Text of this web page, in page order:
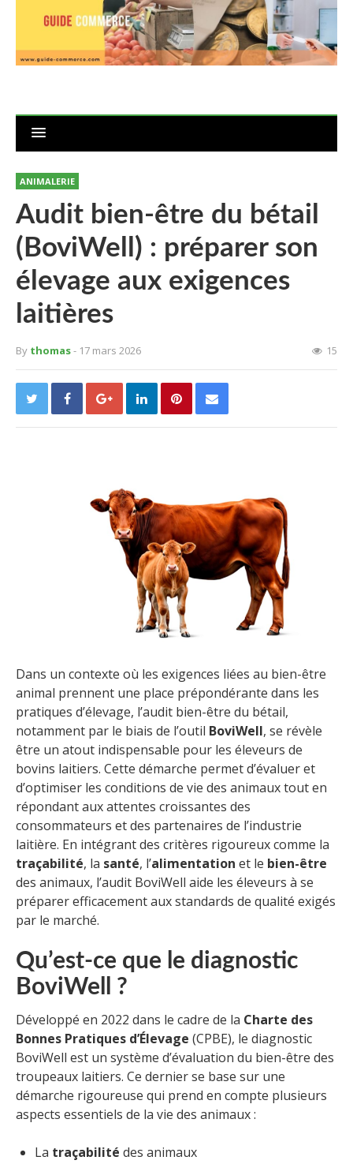
ANIMALERIE
Audit bien-être du bétail
(BoviWell) : préparer son
élevage aux exigences
laitières
By thomas- 17 mars 2026 15
Dans un contexte où les exigences liées au bien-être
animal prennent une place prépondérante dans les
pratiques d’élevage, l’audit bien-être du bétail,
notamment par le biais de l’outil BoviWell, se révèle
être un atout indispensable pour les éleveurs de
bovins laitiers. Cette démarche permet d’évaluer et
d’optimiser les conditions de vie des animaux tout en
répondant aux attentes croissantes des
consommateurs et des partenaires de l’industrie
laitière. En intégrant des critères rigoureux comme la
traçabilité, la santé, l’alimentation et le bien-être
des animaux, l’audit BoviWell aide les éleveurs à se
préparer efficacement aux standards de qualité exigés
par le marché.
Qu’est-ce que le diagnostic
BoviWell ?
Développé en 2022 dans le cadre de la Charte des
Bonnes Pratiques d’Élevage (CPBE), le diagnostic
BoviWell est un système d’évaluation du bien-être des
troupeaux laitiers. Ce dernier se base sur une
démarche rigoureuse qui prend en compte plusieurs
aspects essentiels de la vie des animaux :
La traçabilité des animaux